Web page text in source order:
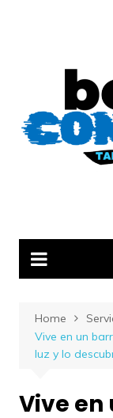
Home
Vive en un
luz y lo
Vive